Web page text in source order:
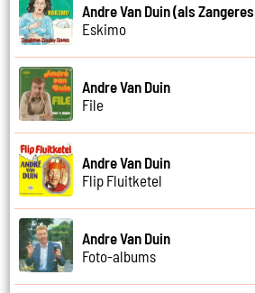
Andre Van Duin (als
Eskimo
Andre Van Duin
File
Andre Van Duin
Flip Fluitketel
Andre Van Duin
Foto-albums